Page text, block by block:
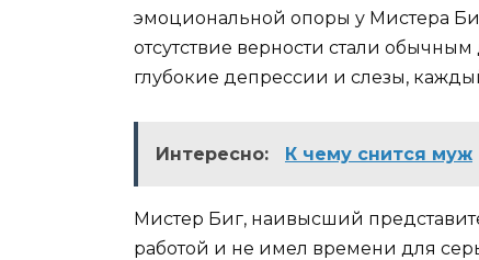
эмоциональной опоры у Мистера
отсутствие верности стали
глубокие депрессии и слезы,
Интересно: К чему снится муж
Мистер Биг, наивысший
работой и не имел времени для